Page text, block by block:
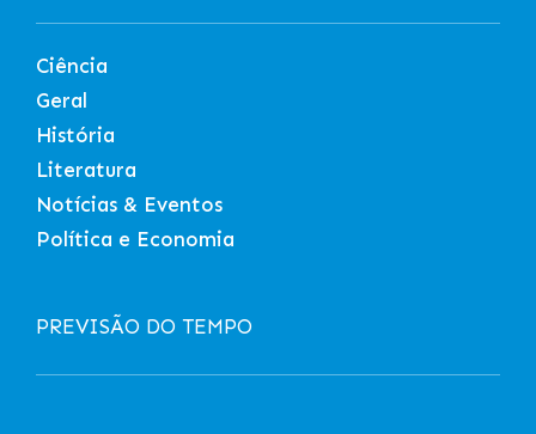
Ciência
Geral
História
Literatura
Notícias & Eventos
Política e Economia
PREVISÃO DO TEMPO